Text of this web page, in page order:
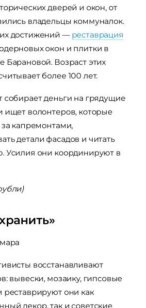
дверей и окон, от
владельцы коммуналок.
достижений — реставрация
окон и плитки в
Барановой. Возраст этих
более 100 лет.
собирает деньги на грядущие
ищет волонтеров, которые
за капремонтами,
детали фасадов и читать
Усилия они координируют в
восстанавливают
вывески, мозаику, гипсовые
реставрируют они как
декор, так и советские